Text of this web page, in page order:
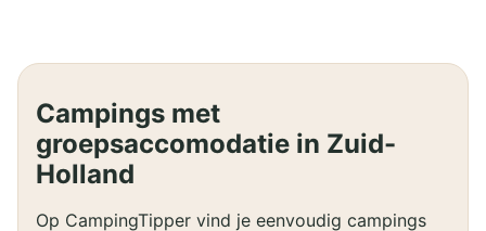
Campings met
groepsaccomodatie in Zuid-
Holland
Op CampingTipper vind je eenvoudig campings